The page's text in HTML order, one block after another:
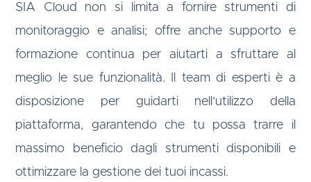
SIA Cloud non si limita a fornire strumenti di
monitoraggio e analisi; offre anche supporto e
formazione continua per aiutarti a sfruttare al
meglio le sue funzionalità. Il team di esperti è a
disposizione per guidarti nell’utilizzo della
piattaforma, garantendo che tu possa trarre il
massimo beneficio dagli strumenti disponibili e
ottimizzare la gestione dei tuoi incassi.